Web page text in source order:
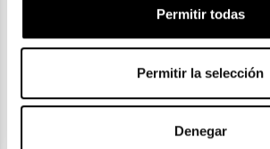
Permitir todas
Permitir la selección
Denegar
Gratuitas a partir de 30€
Recogida en tienda